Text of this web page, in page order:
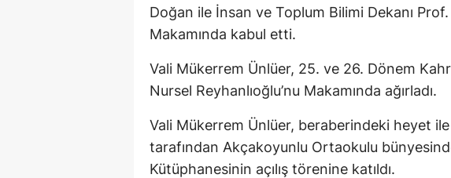
Doğan ile İnsan ve Toplum Bilimi Dekanı Prof.
Makamında kabul etti.
Vali Mükerrem Ünlüer, 25. ve 26. Dönem
Nursel Reyhanlıoğlu’nu Makamında ağırladı.
Vali Mükerrem Ünlüer, beraberindeki heyet
tarafından Akçakoyunlu Ortaokulu
Kütüphanesinin açılış törenine katıldı.